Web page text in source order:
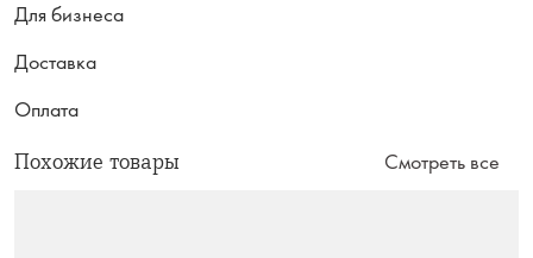
Для бизнеса
Доставка
Оплата
Похожие товары Смотреть все